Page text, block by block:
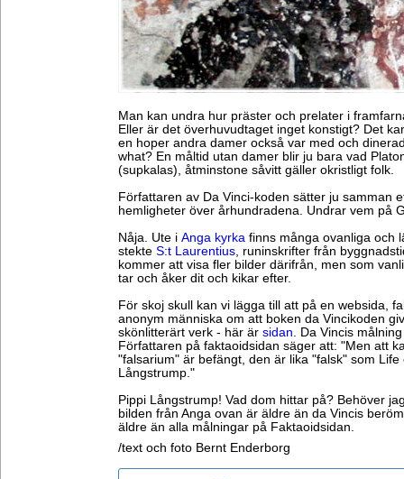
Man kan undra hur präster och prelater i
Eller är det överhuvudtaget inget konstigt? Det
en hoper andra damer också var med och
what? En måltid utan damer blir ju bara vad
(supkalas), åtminstone såvitt gäller okristligt folk.
Författaren av Da Vinci-koden sätter ju samman
hemligheter över århundradena. Undrar vem på
Nåja. Ute i Anga kyrka finns många ovanliga och
stekte S:t Laurentius, runinskrifter från
kommer att visa fler bilder därifrån, men som
tar och åker dit och kikar efter.
För skoj skull kan vi lägga till att på en websida,
anonym människa om att boken da Vincikoden
skönlitterärt verk - här är sidan. Da Vincis
Författaren på faktaoidsidan säger att: "Men att
"falsarium" är befängt, den är lika "falsk" som Life
Långstrump."
Pippi Långstrump! Vad dom hittar på? Behöver
bilden från Anga ovan är äldre än da Vincis
äldre än alla målningar på Faktaoidsidan.
/text och foto Bernt Enderborg